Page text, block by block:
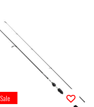
Sale